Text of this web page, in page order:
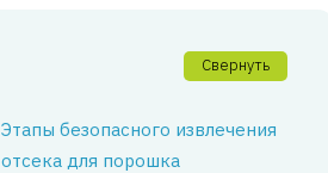
Свернуть
Этапы безопасного извлечения
отсека для порошка